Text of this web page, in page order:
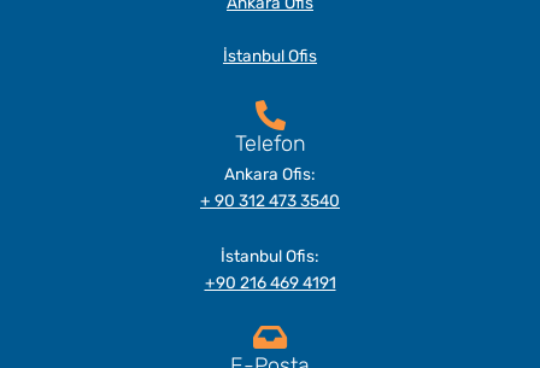
İstanbul Ofis
Telefon
Ankara Ofis:
+ 90 312 473 3540
İstanbul Ofis:
+90 216 469 4191